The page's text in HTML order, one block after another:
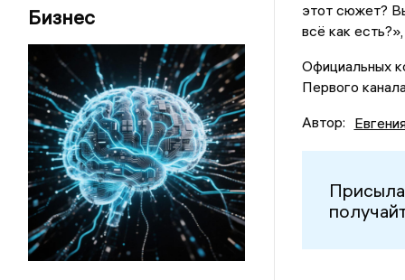
Бизнес
этот сюжет?
всё как
Официальных
Первого
Автор: